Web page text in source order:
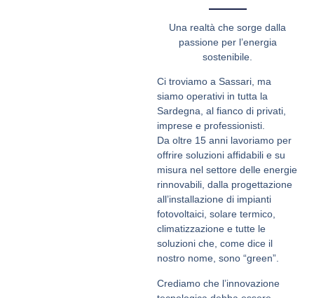
Una realtà che sorge dalla
passione per l’energia
sostenibile.
Ci troviamo a Sassari, ma
siamo operativi in tutta la
Sardegna, al fianco di privati,
imprese e professionisti.
Da oltre 15 anni lavoriamo per
offrire soluzioni affidabili e su
misura nel settore delle energie
rinnovabili, dalla progettazione
all’installazione di impianti
fotovoltaici, solare termico,
climatizzazione e tutte le
soluzioni che, come dice il
nostro nome, sono “green”.
Crediamo che l’innovazione